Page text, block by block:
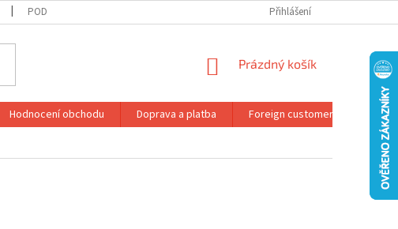
PODMÍNKY OCHRANY OSOBNÍCH ÚDAJŮ REKLAMAČNÍ ŘÁD
Přihlášení
NÁKUPNÍ
Prázdný košík
Hodnocení obchodu Doprava a platba Foreign customers